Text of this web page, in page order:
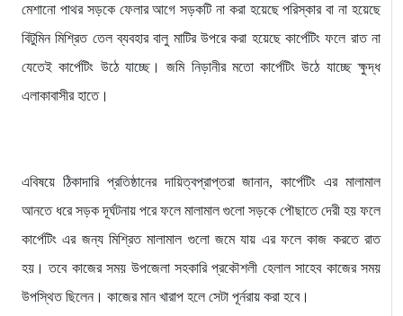
মেশানো পাথর সড়কে ফেলার আগে সড়কটি না করা হয়েছে পরিস্কার বা না হয়েছে
বিটুমিন মিশ্রিত তেল ব্যবহার বালু মাটির উপরে করা হয়েছে কার্পেটিং ফলে রাত না
যেতেই কার্পেটিং উঠে যাচ্ছে। জমি নিড়ানীর মতো কার্পেটিং উঠে যাচ্ছে ক্ষুদ্ধ
এলাকাবাসীর হাতে।
এবিষয়ে ঠিকাদারি প্রতিষ্ঠানের দায়িত্বপ্রাপ্তরা জানান, কার্পেটিং এর মালামাল
আনতে ধরে সড়ক দূর্ঘটনায় পরে ফলে মালামাল গুলো সড়কে পৌছাতে দেরী হয় ফলে
কার্পেটিং এর জন্য মিশ্রিত মালামাল গুলো জমে যায় এর ফলে কাজ করতে রাত
হয়। তবে কাজের সময় উপজেলা সহকারি প্রকৌশলী হেলাল সাহেব কাজের সময়
উপস্থিত ছিলেন। কাজের মান খারাপ হলে সেটা পূর্নরায় করা হবে।